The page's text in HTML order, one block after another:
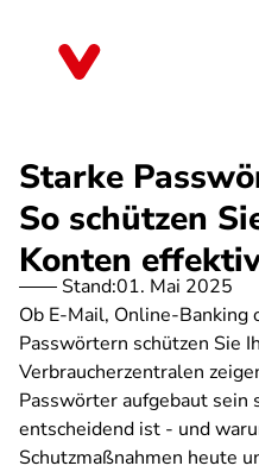
Starke
So schützen
Konten
Stand:01. Mai 2025
Ob E-Mail, Online-Banking
Passwörtern schützen Sie
Verbraucherzentralen
Passwörter aufgebaut sein
entscheidend ist - und
Schutzmaßnahmen heute